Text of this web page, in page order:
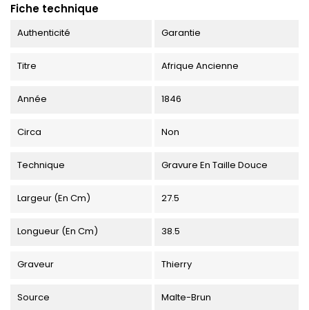
Fiche technique
Authenticité Garantie
Titre Afrique Ancienne
Année 1846
Circa Non
Technique Gravure En Taille Douce
Largeur (en Cm) 27.5
Longueur (en Cm) 38.5
Graveur Thierry
Source Malte-Brun